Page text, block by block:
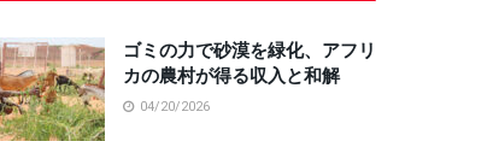
ゴミの力で砂漠を緑化、アフリ
カの農村が得る収入と和解
04/20/2026